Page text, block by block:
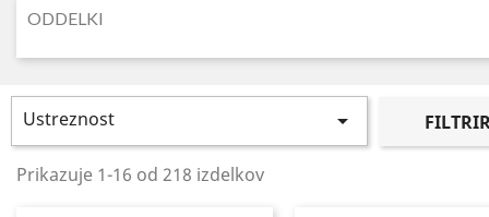
ODDELKI
Ustreznost 
Prikazuje 1-16 od 218 izdelkov